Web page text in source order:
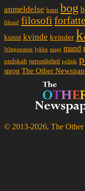
anmeldelse barn bog
filosof filosofi
kunst kvinde kvinder
Wittgenstein lykke magt mand
ondskab personlighed politik
sprog The Other
© 2013-2026, The Other